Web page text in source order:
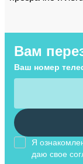
Вам
Ваш номер
Я
даю свое